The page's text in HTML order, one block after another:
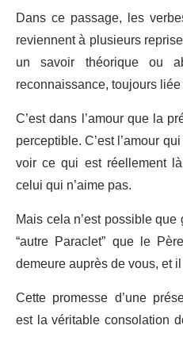
Dans ce passage, les
reviennent à plusieurs
un savoir théorique ou
reconnaissance, toujours
C’est dans l’amour que la
perceptible. C’est l’amour
voir ce qui est réellement
celui qui n’aime pas.
Mais cela n’est possible
“autre Paraclet” que le
demeure auprès de vous, et
Cette promesse d’une
est la véritable consolation